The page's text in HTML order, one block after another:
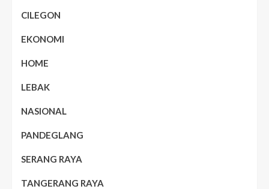
CILEGON
EKONOMI
HOME
LEBAK
NASIONAL
PANDEGLANG
SERANG RAYA
TANGERANG RAYA